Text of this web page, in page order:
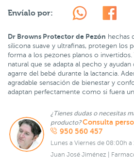
Envíalo por:
Dr Browns Protector de Pezón hechas
silicona suave y ultrafinas, protegen los
forma a los pezones planos o
natural que se adapta al pecho y
agarre del bebé durante la lactancia.
agradable sensación de bienestar y
adaptan perfectamente como si fuera
¿Tienes dudas o necesitas
producto?Consulta
950 560 457
Lunes a Viernes de 08:00h a
Juan José Jiménez |